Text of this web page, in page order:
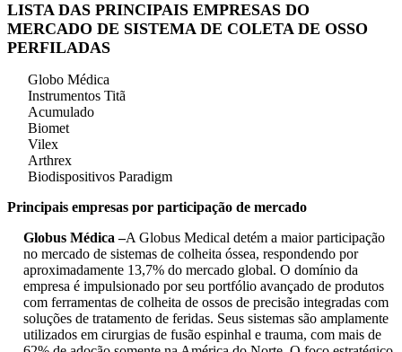
LISTA DAS PRINCIPAIS EMPRESAS DO
MERCADO DE SISTEMA DE COLETA DE OSSO
PERFILADAS
Globo Médica
Instrumentos Titã
Acumulado
Biomet
Vilex
Arthrex
Biodispositivos Paradigm
Principais empresas por participação de mercado
Globus Médica –A Globus Medical detém a maior participação
no mercado de sistemas de colheita óssea, respondendo por
aproximadamente 13,7% do mercado global. O domínio da
empresa é impulsionado por seu portfólio avançado de produtos
com ferramentas de colheita de ossos de precisão integradas com
soluções de tratamento de feridas. Seus sistemas são amplamente
utilizados em cirurgias de fusão espinhal e trauma, com mais de